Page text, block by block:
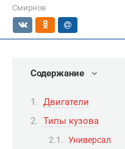
Смирнов
Содержание
Двигатели
Типы кузова
Универсал